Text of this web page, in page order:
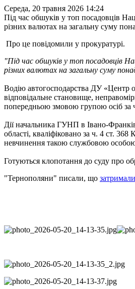
Середа, 20 травня 2026 14:24
Під час обшуків у топ посадовців
різних валютах на загальну суму
Про це повідомили у прокуратурі.
"Під час обшуків у топ посадовців
різних валютах на загальну суму
Водію автогосподарства ДУ «Центр
відповідальне становище,
попередньою змовою групою осіб за
Дії начальника ГУНП в Івано-
області, кваліфіковано за ч. 4 ст.
невчинення такою службовою особою
Готуються клопотання до суду про
"Тернополяни" писали, що